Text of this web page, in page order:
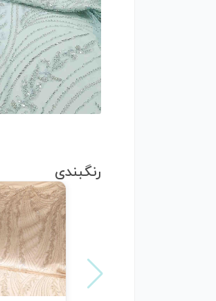
رنگبندی